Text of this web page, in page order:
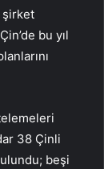
şirket
bu yıl
38 Çinli
beşi